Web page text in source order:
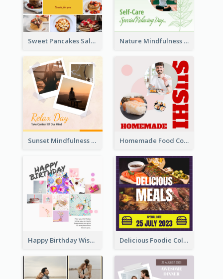
Sweet Pancakes Sale Instagram Post Nature Mindfulness Instagram Post
Sunset Mindfulness Instagram Post Homemade Food Collage Instagram Post
Happy Birthday Wishes Instagram Post Delicious Foodie Collage Instagram Post